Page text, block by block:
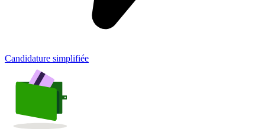
Candidature simplifiée